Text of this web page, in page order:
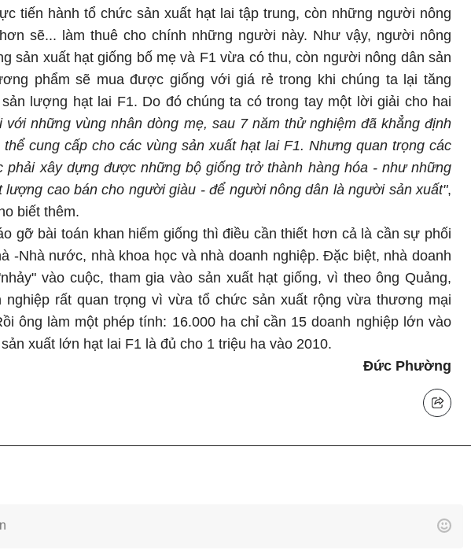
tiến hành tổ chức sản xuất hạt lai tập trung, còn những người nông
sẽ... làm thuê cho chính những người này. Như vậy, người nông
sản xuất hạt giống bố mẹ và F1 vừa có thu, còn người nông dân sản
phẩm sẽ mua được giống với giá rẻ trong khi chúng ta lại tăng
lượng hạt lai F1. Do đó chúng ta có trong tay một lời giải cho hai
với những vùng nhân dòng mẹ, sau 7 năm thử nghiệm đã khẳng định
thể cung cấp cho các vùng sản xuất hạt lai F1. Nhưng quan trọng các
phải xây dựng được những bộ giống trở thành hàng hóa - như những
lượng cao bán cho người giàu - để người nông dân là người sản xuất",
biết thêm.
gỡ bài toán khan hiếm giống thì điều cần thiết hơn cả là cần sự phối
-Nhà nước, nhà khoa học và nhà doanh nghiệp. Đặc biệt, nhà doanh
vào cuộc, tham gia vào sản xuất hạt giống, vì theo ông Quảng,
nghiệp rất quan trọng vì vừa tổ chức sản xuất rộng vừa thương mại
ông làm một phép tính: 16.000 ha chỉ cần 15 doanh nghiệp lớn vào
xuất lớn hạt lai F1 là đủ cho 1 triệu ha vào 2010.
Đức Phường